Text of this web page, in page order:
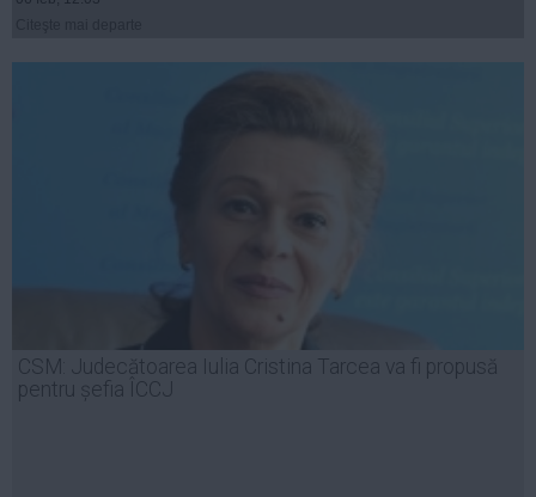
CSM: Judecătoarea Iulia Cristina Tarcea va fi propusă
pentru șefia ÎCCJ